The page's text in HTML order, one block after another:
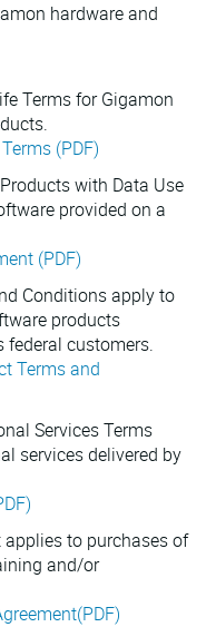
hardware and
Terms for Gigamon
(PDF)
with Data Use
provided on a
(PDF)
Conditions apply to
products
federal customers.
Terms and
Services Terms
services delivered by
applies to purchases of
and/or